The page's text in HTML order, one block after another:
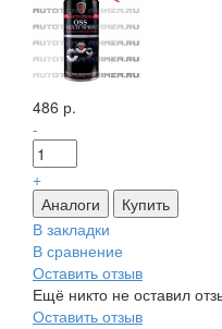
486 р.
-
+
В закладки
В сравнение
Оставить отзыв
Ещё никто не оставил
Оставить отзыв